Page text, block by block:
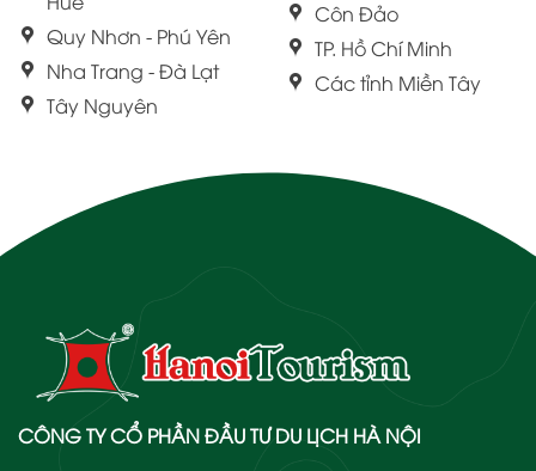
Quy Nhơn - Phú Yên
Nha Trang - Đà Lạt
Tây Nguyên
Côn Đảo
TP. Hồ Chí Minh
Các tỉnh Miền Tây
CÔNG TY CỔ PHẦN ĐẦU TƯ DU LỊCH HÀ NỘI